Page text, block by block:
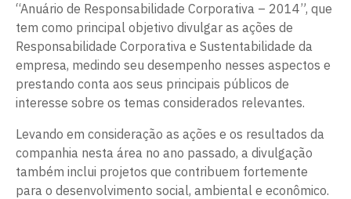
“Anuário de Responsabilidade Corporativa – 2014”, que
tem como principal objetivo divulgar as ações de
Responsabilidade Corporativa e Sustentabilidade da
empresa, medindo seu desempenho nesses aspectos e
prestando conta aos seus principais públicos de
interesse sobre os temas considerados relevantes.
Levando em consideração as ações e os resultados da
companhia nesta área no ano passado, a divulgação
também inclui projetos que contribuem fortemente
para o desenvolvimento social, ambiental e econômico.